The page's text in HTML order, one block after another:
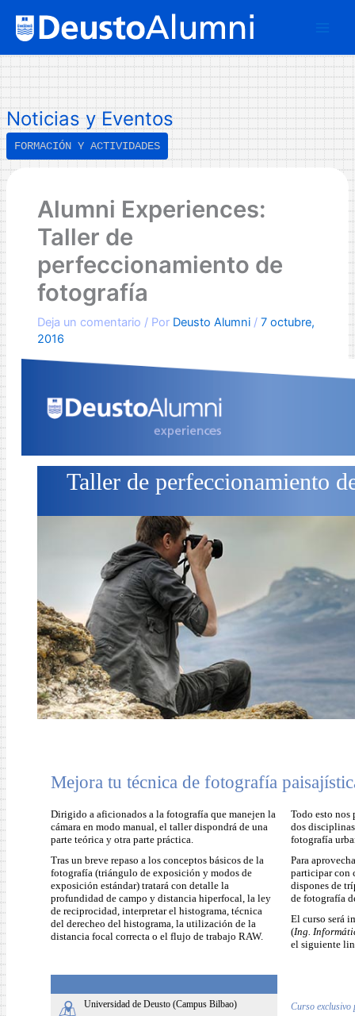
u
s
c
a
r
Noticias y Eventos
FORMACIÓN Y ACTIVIDADES
Alumni Experiences:
Taller de
perfeccionamiento de
fotografía
Deja un comentario / Por Deusto Alumni / 7 octubre,
2016
Taller de perfeccionamiento
Mejora tu técnica de fotografía
Dirigido a aficionados a la fotografía que manejen la
cámara en modo manual, el taller dispondrá de una
parte teórica y otra parte práctica.
Tras un breve repaso a los conceptos básicos de la
fotografía (triángulo de exposición y modos de
exposición estándar) tratará con detalle la
profundidad de campo y distancia hiperfocal, la ley
de reciprocidad, interpretar el histograma, técnica
del derecheo del histograma, la utilización de la
distancia focal correcta o el flujo de trabajo RAW.
Todo esto nos
dos
fotografía
Para
participar con
dispones de
de fotografía
El curso será
(Ing.
el siguiente
Universidad de Deusto (Campus Bilbao) Curso exclusivo